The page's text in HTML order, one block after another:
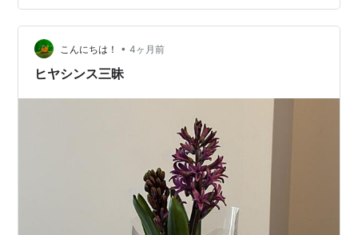
ンと１輪、これ大事にしよ～♪ ランキング参加中みんなの
花図鑑 ランキング参加中高山植物、山野草、草花が好き
こんにちは！ • 4ヶ月前
ヒヤシンス三昧